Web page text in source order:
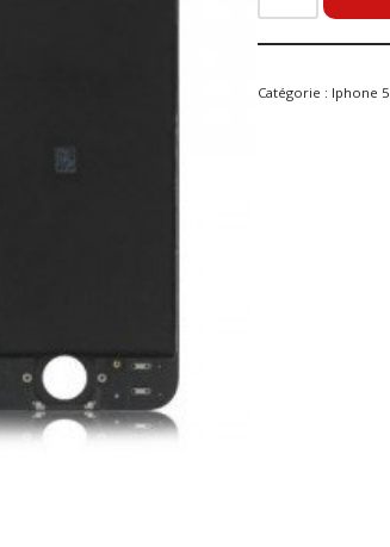
Catégorie : Iphone 5